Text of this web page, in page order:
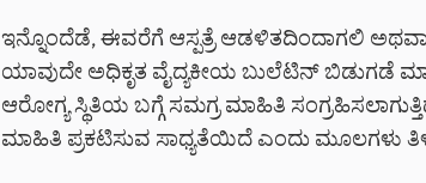
ಇನ್ನೊಂದೆಡೆ, ಈವರೆಗೆ ಆಸ್ಪತ್ರೆ ಆಡಳಿತದಿಂದಾಗಲಿ
ಯಾವುದೇ ಅಧಿಕೃತ ವೈದ್ಯಕೀಯ ಬುಲೆಟಿನ್ ಬಿಡುಗಡೆ
ಆರೋಗ್ಯ ಸ್ಥಿತಿಯ ಬಗ್ಗೆ ಸಮಗ್ರ ಮಾಹಿತಿ
ಮಾಹಿತಿ ಪ್ರಕಟಿಸುವ ಸಾಧ್ಯತೆಯಿದೆ ಎಂದು ಮೂಲಗಳು